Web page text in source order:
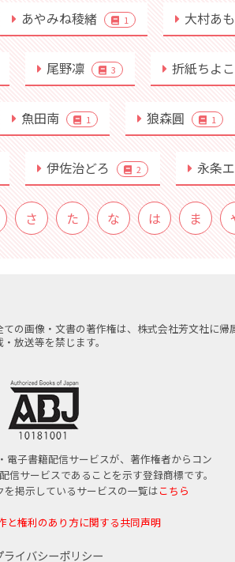
あやみね稜緒 1 大村あも
尾野凛 3 折紙ちよこ
魚田南 1 狼森圓 1
伊佐治どろ 2 永条
さ た な は ま
の画像・文書の著作権は、株式会社芳文社に帰
放送等を禁じます。
電子書籍配信サービスが、著作権者からコン
信サービスであることを示す登録商標です。
掲示しているサービスの一覧はこちら
と権利のあり方に関する共同声明
ライバシーポリシー